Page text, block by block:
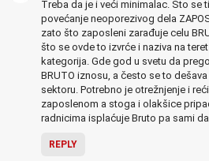
Treba da je i veći minimalac. Što se
povećanje neoporezivog dela
zato što zaposleni zarađuje celu
što se ovde to izvrće i naziva na
kategorija. Gde god u svetu da
BRUTO iznosu, a često se to
sektoru. Potrebno je otrežnjenje i
zaposlenom a stoga i olakšice
radnicima isplaćuje Bruto pa sami
REPLY